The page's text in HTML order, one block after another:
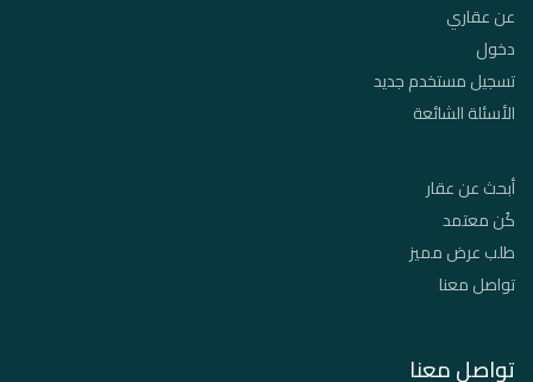
عن عقاري
دخول
تسجيل مستخدم جديد
الأسئلة الشائعة
أبحث عن عقار
كُن معتمد
طلب عرض مميز
تواصل معنا
تواصل معنا